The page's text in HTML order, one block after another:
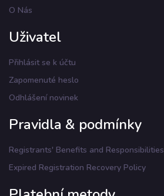
O Nás
Uživatel
Přihlásit se k účtu
Zapomenuté heslo
Odhlášení novinek
Pravidla & podmínky
Registrants' Benefits and Responsibilities
Expired Registration Recovery Policy